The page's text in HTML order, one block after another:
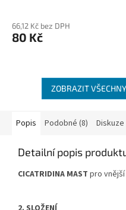
66,12 Kč bez DPH
80 Kč
ZOBRAZIT
Popis Podobné (8) Diskuze
Detailní popis
CICATRIDINA MAST pro